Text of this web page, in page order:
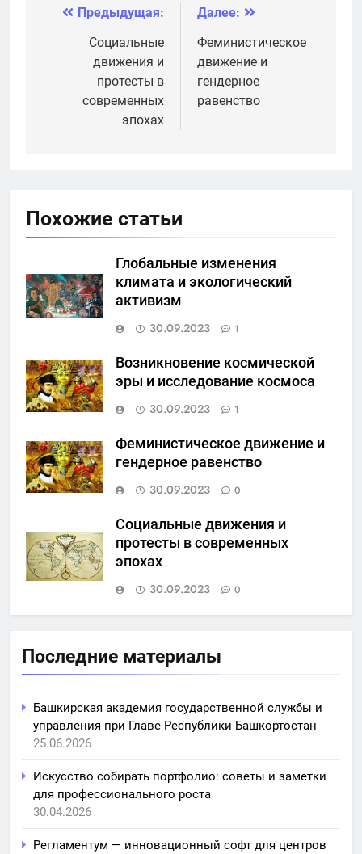
Навигация
записям
Предыдущая:
Социальные
движения и
протесты в
современных
эпохах
Далее:
Феминистическое
движение и
гендерное
равенство
Похожие статьи
Глобальные изменения
климата и экологический
активизм
30.09.2023
1
Возникновение космической
эры и исследование космоса
30.09.2023
1
Феминистическое движение и
гендерное равенство
30.09.2023
0
Социальные движения и
протесты в современных
эпохах
30.09.2023
0
Последние материалы
Башкирская академия государственной службы и
управления при Главе Республики Башкортостан
25.06.2026
Искусство собирать портфолио: советы и заметки
для профессионального роста
30.04.2026
Регламентум — инновационный софт для центров